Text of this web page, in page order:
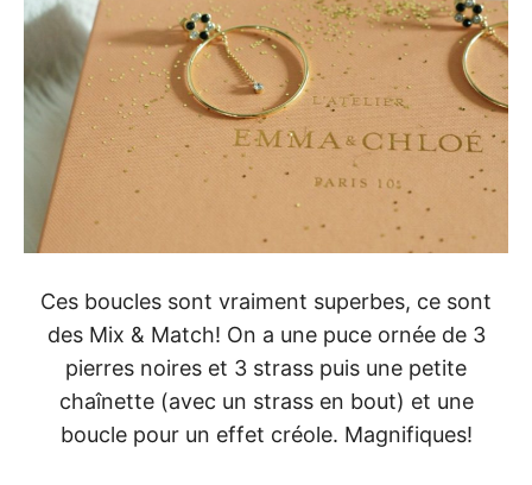
Ces boucles sont vraiment superbes, ce sont
des Mix & Match! On a une puce ornée de 3
pierres noires et 3 strass puis une petite
chaînette (avec un strass en bout) et une
boucle pour un effet créole. Magnifiques!